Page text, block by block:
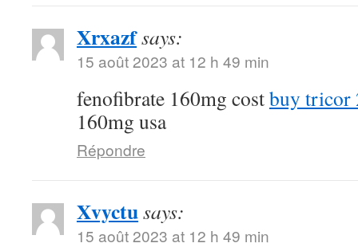
Xrxazfsays:
15 août 2023 at 12 h 49 min
fenofibrate 160mg costbuy tricor
160mg usa
Répondre
Xvyctusays:
15 août 2023 at 12 h 49 min